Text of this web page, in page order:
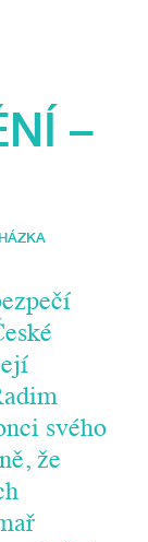
–
svého
že